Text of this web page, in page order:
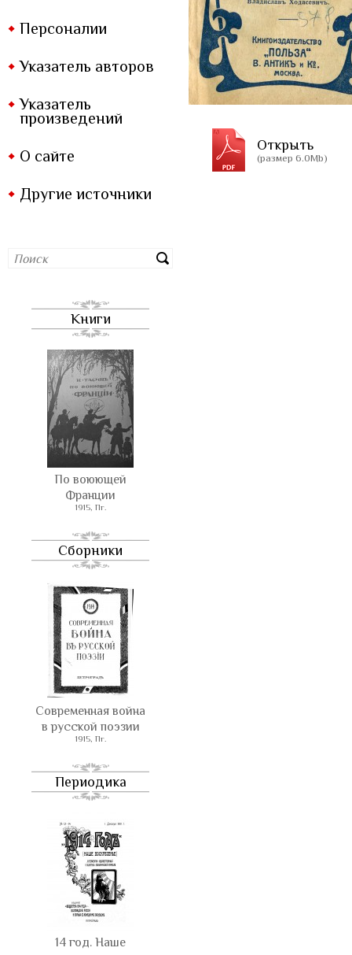
Персоналии
Указатель авторов
Указатель
произведений
О сайте
Другие источники
Книги
По воюющей
Франции
1915, Пг.
Сборники
Современная война
в русской поэзии
1915, Пг.
Периодика
14 год. Наше
Открыть
(размер 6.0Mb)